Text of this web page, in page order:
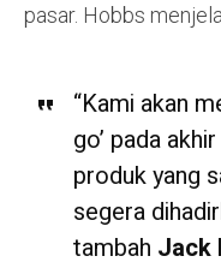
pasar. Hobbs
“Kami akan
go’ pada
produk yang
segera
tambah Jack